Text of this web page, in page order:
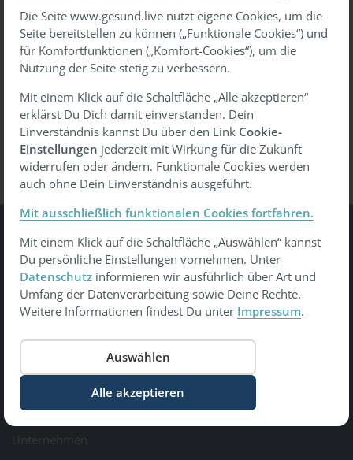
oder
Mit einmaligem Link anmelden
Passwort vergessen?Wiederherstellen
Gesundheit Bewegt
Tu was - gesund leben, gesund arbeiten, gesund älter
werden
All Rights Reserved
Informationen
Kontakt & Feedback
Unternehmen
Die Seite www.gesund.live nutzt eigene Cookies, um die
Seite bereitstellen zu können („Funktionale Cookies“) und
für Komfortfunktionen („Komfort-Cookies“), um die
Nutzung der Seite stetig zu verbessern.
Mit einem Klick auf die Schaltfläche „Alle akzeptieren“
erklärst Du Dich damit einverstanden. Dein
Einverständnis kannst Du über den Link Cookie-
Einstellungen jederzeit mit Wirkung für die Zukunft
widerrufen oder ändern. Funktionale Cookies werden
auch ohne Dein Einverständnis ausgeführt.
Mit ausschließlich funktionalen Cookies fortfahren.
Mit einem Klick auf die Schaltfläche „Auswählen“ kannst
Du persönliche Einstellungen vornehmen. Unter
Datenschutz informieren wir ausführlich über Art und
Umfang der Datenverarbeitung sowie Deine Rechte.
Weitere Informationen findest Du unter Impressum.